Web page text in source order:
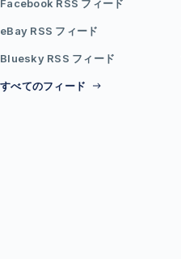
Facebook RSS フィード
eBay RSS フィード
Bluesky RSS フィード
すべてのフィード